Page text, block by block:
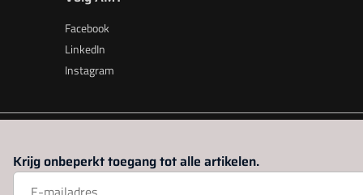
Facebook
LinkedIn
Instagram
beleid|Privacy instellingen
Krijg onbeperkt toegang tot alle artikelen.